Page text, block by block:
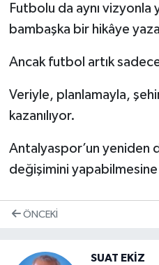
Futbolu da aynı
bambaşka bir hikâye
Ancak futbol artık
Veriyle, planlamayla,
kazanılıyor.
Antalyaspor’un yeniden
değişimini yapabilmesine
ÖNCEKI
SUAT EKİZ